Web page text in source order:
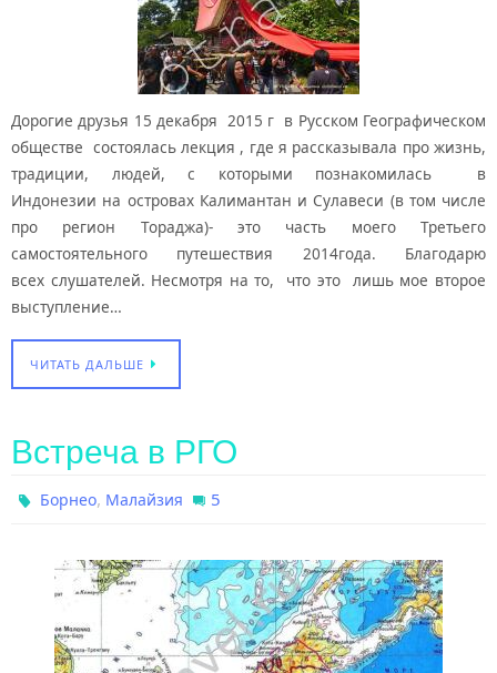
Дорогие друзья 15 декабря 2015 г в Русском Географическом
обществе состоялась лекция , где я рассказывала про жизнь,
традиции, людей, с которыми познакомилась в
Индонезии на островах Калимантан и Сулавеси (в том числе
про регион Тораджа)- это часть моего Третьего
самостоятельного путешествия 2014года. Благодарю
всех слушателей. Несмотря на то, что это лишь мое второе
выступление…
ЧИТАТЬ ДАЛЬШЕ
Встреча в РГО
Борнео, Малайзия 5